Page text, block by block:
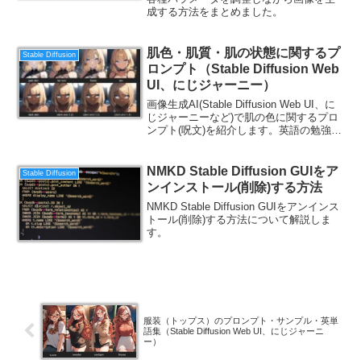
成する方法をまとめました。
Stable Diffusion
肌色・肌質・肌の状態に関するプ
ロンプト（Stable Diffusion Web
UI、にじジャーニー）
画像生成AI(Stable Diffusion Web UI、に
じジャーニーなど)で肌の色に関するプロ
ンプト(呪文)を紹介します。英語の勉強に
Stable Diffusion
NMKD Stable Diffusion GUIをア
ンインストール(削除)する方法
NMKD Stable Diffusion GUIをアンインス
トール(削除)する方法について解説しま
す。
服装（トップス）のプロンプト・サンプル・英単
語集（Stable Diffusion Web UI、にじジャーニ
ー）